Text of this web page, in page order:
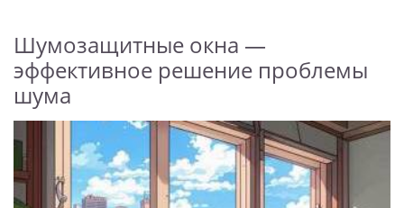
Шумозащитные окна —
эффективное решение проблемы
шума